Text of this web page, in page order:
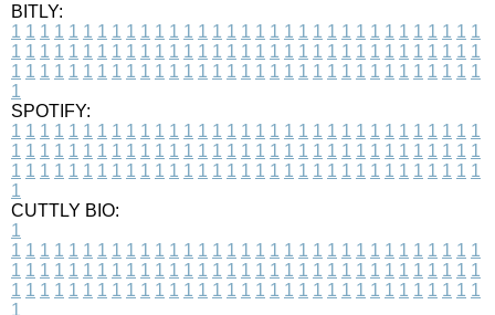
BITLY:
1 1 1 1 1 1 1 1 1 1 1 1 1 1 1 1 1 1 1 1 1 1 1 1 1 1 1 1 1 1 1 1 1
1 1 1 1 1 1 1 1 1 1 1 1 1 1 1 1 1 1 1 1 1 1 1 1 1 1 1 1 1 1 1 1 1
1 1 1 1 1 1 1 1 1 1 1 1 1 1 1 1 1 1 1 1 1 1 1 1 1 1 1 1 1 1 1 1 1
1
SPOTIFY:
1 1 1 1 1 1 1 1 1 1 1 1 1 1 1 1 1 1 1 1 1 1 1 1 1 1 1 1 1 1 1 1 1
1 1 1 1 1 1 1 1 1 1 1 1 1 1 1 1 1 1 1 1 1 1 1 1 1 1 1 1 1 1 1 1 1
1 1 1 1 1 1 1 1 1 1 1 1 1 1 1 1 1 1 1 1 1 1 1 1 1 1 1 1 1 1 1 1 1
1
CUTTLY BIO:
1
1 1 1 1 1 1 1 1 1 1 1 1 1 1 1 1 1 1 1 1 1 1 1 1 1 1 1 1 1 1 1 1 1
1 1 1 1 1 1 1 1 1 1 1 1 1 1 1 1 1 1 1 1 1 1 1 1 1 1 1 1 1 1 1 1 1
1 1 1 1 1 1 1 1 1 1 1 1 1 1 1 1 1 1 1 1 1 1 1 1 1 1 1 1 1 1 1 1 1
1